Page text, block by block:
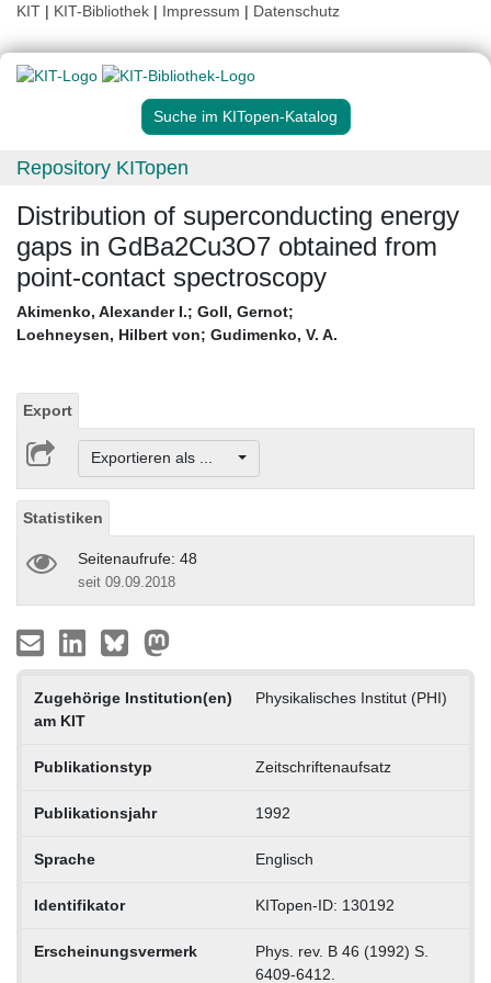
KIT | KIT-Bibliothek | Impressum | Datenschutz
Suche im KITopen-Katalog
Repository KITopen
Distribution of superconducting energy
gaps in GdBa2Cu3O7 obtained from
point-contact spectroscopy
Akimenko, Alexander I.; Goll, Gernot;
Loehneysen, Hilbert von; Gudimenko, V. A.
Export
Exportieren als ...
Statistiken
Seitenaufrufe: 48
seit 09.09.2018
Zugehörige Institution(en)
am KIT
Physikalisches Institut (PHI)
Publikationstyp Zeitschriftenaufsatz
Publikationsjahr 1992
Sprache Englisch
Identifikator KITopen-ID: 130192
Erscheinungsvermerk
Phys. rev. B 46 (1992) S.
6409-6412.